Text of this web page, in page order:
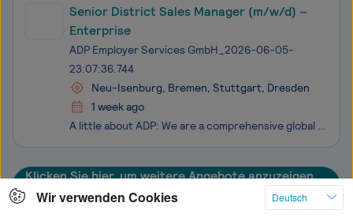
Senior District Sales Manager (m/w/d) –
Enterprise
ADP Employer Services GmbH_2026-06-05-
23:07:36.744
Neu-Isenburg, Bremen, Stuttgart, Dresden
1 week ago
A little about ADP: We are a comprehensive global provider of cloud-based human capital management (HCM) solutions that unite HR, payroll, talent, time, tax and benefits administration and a leader in business outsourcing services, analytics, and compliance expertise. We believe our people make all
Klicken Sie hier, um weitere Angebote anzuzeigen
Wir verwenden Cookies
Deutsch